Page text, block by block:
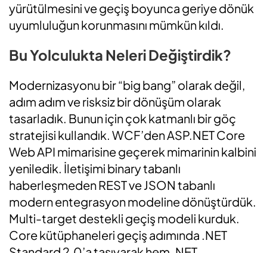
yürütülmesini ve geçiş boyunca geriye dönük
uyumluluğun korunmasını mümkün kıldı.
Bu Yolculukta Neleri Değiştirdik?
Modernizasyonu bir “big bang” olarak değil,
adım adım ve risksiz bir dönüşüm olarak
tasarladık. Bunun için çok katmanlı bir göç
stratejisi kullandık. WCF’den ASP.NET Core
Web API mimarisine geçerek mimarinin kalbini
yeniledik. İletişimi binary tabanlı
haberleşmeden REST ve JSON tabanlı
modern entegrasyon modeline dönüştürdük.
Multi-target destekli geçiş modeli kurduk.
Core kütüphaneleri geçiş adımında .NET